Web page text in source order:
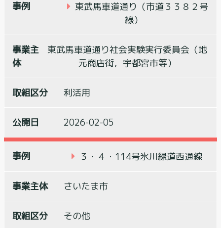
東武馬車道通り（市道３３８２号
線）
東武馬車道通り社会実験実行委員会（地
元商店街，宇都宮市等）
利活用
2026-02-05
３・４・114号氷川緑道西通線
さいたま市
その他